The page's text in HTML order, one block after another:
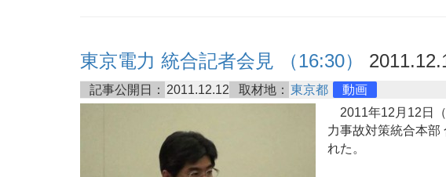
東京電力 統合記者会見 （16:30）
記事公開日： 2011.12.12 取材地： 東京都
動画
2011年12月12日
力事故対策統合本部
れた。